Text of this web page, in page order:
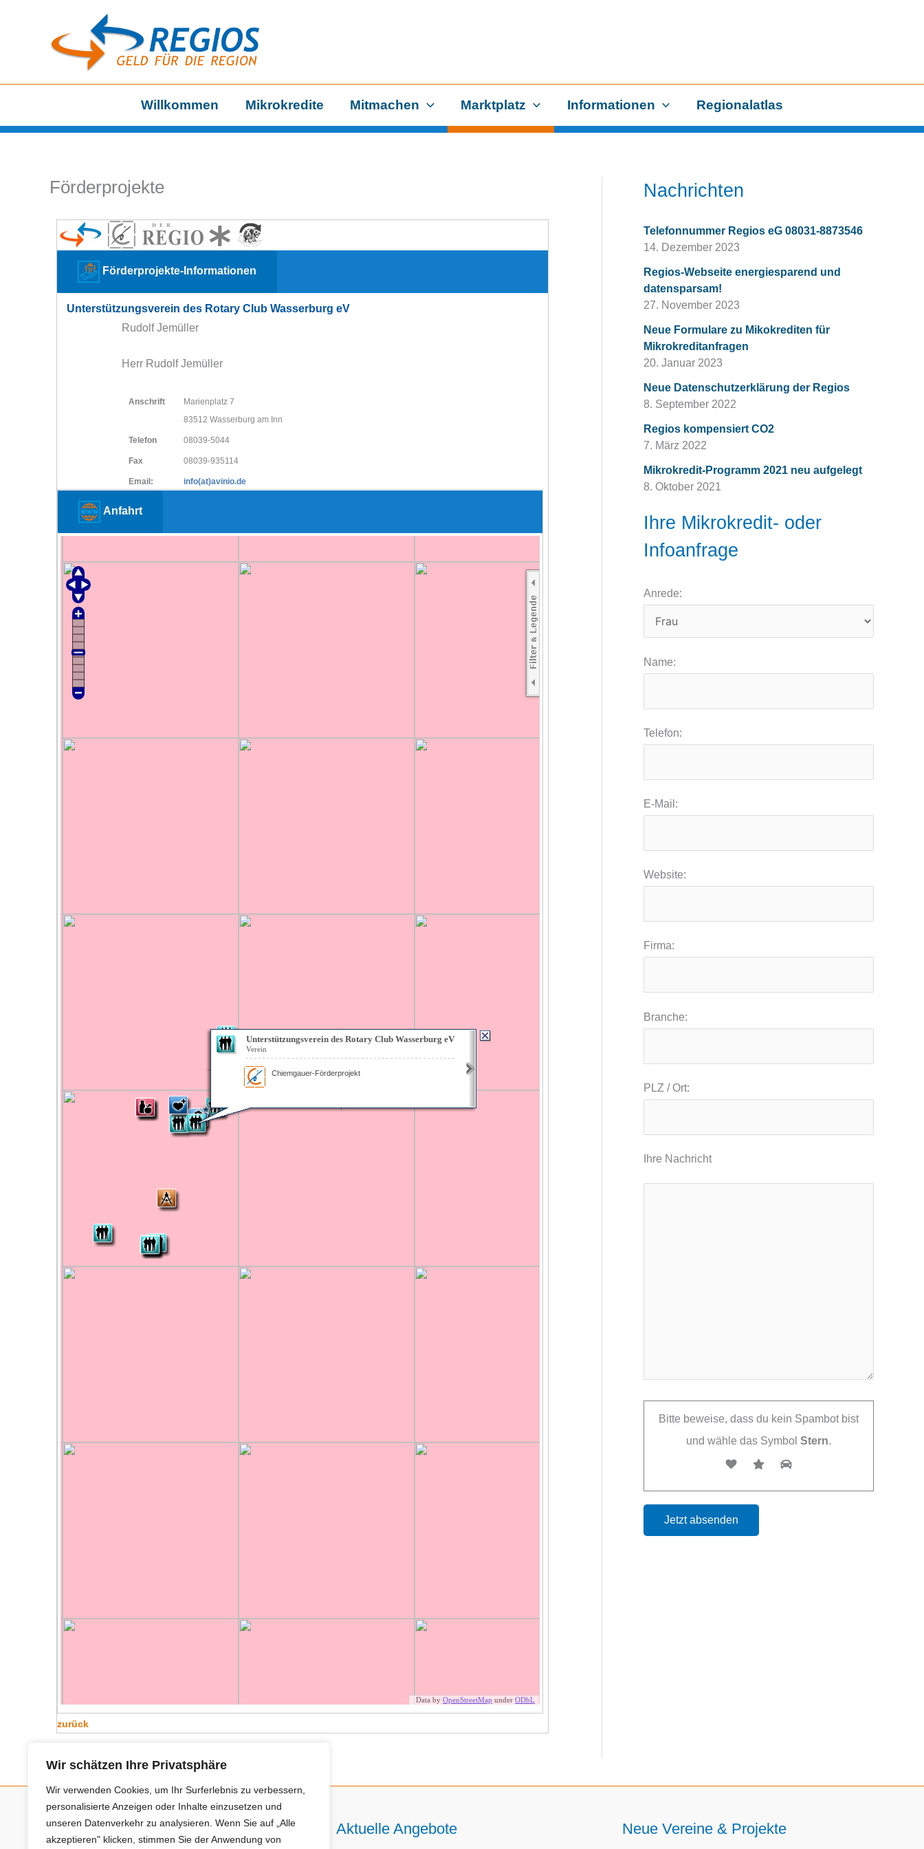
Wir schätzen Ihre Privatsphäre
Wir verwenden Cookies, um Ihr Surferlebnis zu verbessern,
personalisierte Anzeigen oder Inhalte einzusetzen und
unseren Datenverkehr zu analysieren. Wenn Sie auf „Alle
akzeptieren" klicken, stimmen Sie der Anwendung von
Willkommen Mikrokredite Mitmachen Marktplatz Informationen Regionalatlas
Förderprojekte
Förderprojekte-Informationen
Unterstützungsverein des Rotary Club Wasserburg eV
Rudolf Jemüller
Herr Rudolf Jemüller
Anschrift
Marienplatz 7
83512 Wasserburg am Inn
Telefon 08039-5044
Fax 08039-935114
Email: info(at)avinio.de
Anfahrt
zurück
Nachrichten
Telefonnummer Regios eG 08031-8873546
14. Dezember 2023
Regios-Webseite energiesparend und
datensparsam!
27. November 2023
Neue Formulare zu Mikokrediten für
Mikrokreditanfragen
20. Januar 2023
Neue Datenschutzerklärung der Regios
8. September 2022
Regios kompensiert CO2
7. März 2022
Mikrokredit-Programm 2021 neu aufgelegt
8. Oktober 2021
Ihre Mikrokredit- oder
Infoanfrage
Anrede:
Name:
Telefon:
E-Mail:
Website:
Firma:
Branche:
PLZ / Ort:
Ihre Nachricht
Bitte beweise, dass du kein Spambot bist
und wähle das Symbol Stern.
Neue Anbieter Aktuelle Angebote Neue Vereine & Projekte